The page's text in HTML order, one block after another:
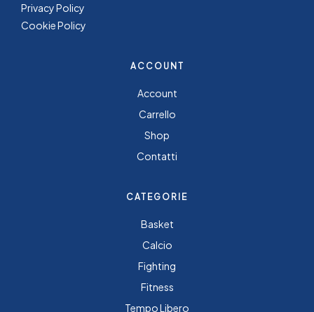
Privacy Policy
Cookie Policy
ACCOUNT
Account
Carrello
Shop
Contatti
CATEGORIE
Basket
Calcio
Fighting
Fitness
Tempo Libero